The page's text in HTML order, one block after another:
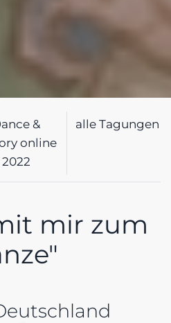
&
online
2022
alle Tagungen
mir zum